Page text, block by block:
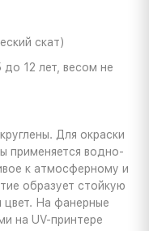
скат)
до 12 лет, весом не
Для окраски
применяется водно-
к атмосферному и
образует стойкую
цвет. На фанерные
на UV-принтере